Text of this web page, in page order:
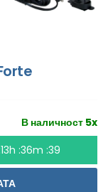
В наличност 5x
:36m :38